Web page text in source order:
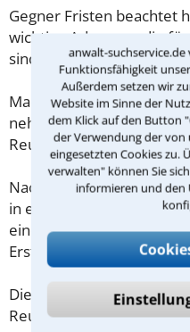
anwalt-
Funktionsfähigkeit
Außerdem setzen wir
Website im Sinne der
dem Klick auf den Button
der Verwendung der von
eingesetzten Cookies zu.
verwalten" können Sie
informieren und den
Gegner Fristen beachtet
wichtige Adressen, die für
sind?
Machen Sie sich vorab
nehmen Sie diese zum
Reutlingen mit.
Nachdem Sie über das
in einer Kanzlei
eine Checkliste zur
Erstgespräch
Die Kosten eines Anwalts
Reutlingen sind oft